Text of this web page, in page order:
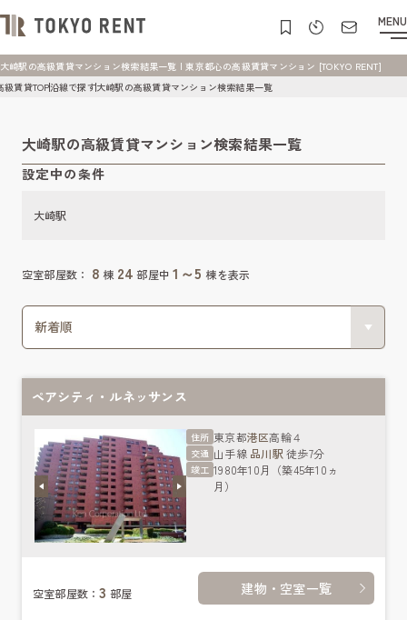
MENU
大崎駅の高級賃貸マンション検索結果一覧 | 東京都心の高級賃貸マンション [TOKYO RENT]
級賃貸TOP沿線で探す大崎駅の高級賃貸マンション検索結果一覧
大崎駅の高級賃貸マンション検索結果一覧
設定中の条件
空室部屋数： 8 棟 24 部屋中1～5棟を表示
大崎駅
ペアシティ・ルネッサンス
住所 東京都港区高輪４
交通 山手線 品川駅 徒歩7分
竣工 1980年10月（築45年10ヵ
月）
空室部屋数：3 部屋 建物・空室一覧